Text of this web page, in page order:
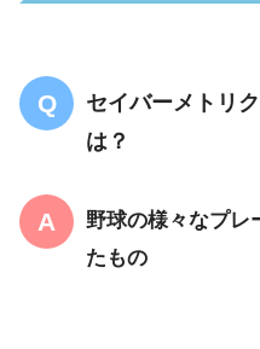
セイバーメトリ
は？
野球の様々なプレ
たもの